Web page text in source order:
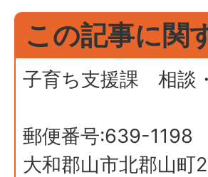
この記事に関
子育ち支援課 相談
郵便番号:639-1198
大和郡山市北郡山町